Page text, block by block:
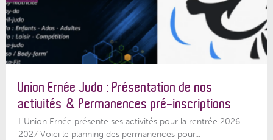
Union Ernée Judo : Présentation de nos
activités & Permanences pré-inscriptions
L'Union Ernée présente ses activités pour la rentrée 2026-
2027 Voici le planning des permanences pour...